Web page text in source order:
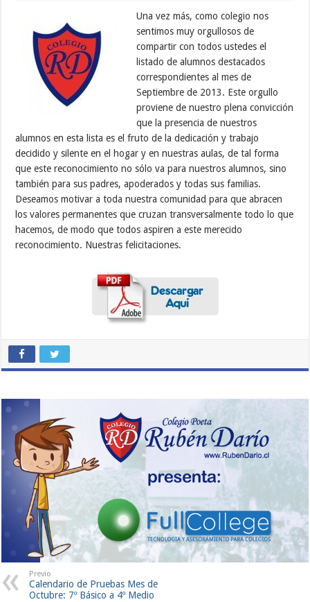
Una vez más, como colegio nos
sentimos muy orgullosos de
compartir con todos ustedes el
listado de alumnos destacados
correspondientes al mes de
Septiembre de 2013. Este orgullo
proviene de nuestro plena convicción
que la presencia de nuestros
alumnos en esta lista es el fruto de la dedicación y trabajo
decidido y silente en el hogar y en nuestras aulas, de tal forma
que este reconocimiento no sólo va para nuestros alumnos, sino
también para sus padres, apoderados y todas sus familias.
Deseamos motivar a toda nuestra comunidad para que abracen
los valores permanentes que cruzan transversalmente todo lo que
hacemos, de modo que todos aspiren a este merecido
reconocimiento. Nuestras felicitaciones.
Previo
Calendario de Pruebas Mes de
Octubre: 7º Básico a 4º Medio